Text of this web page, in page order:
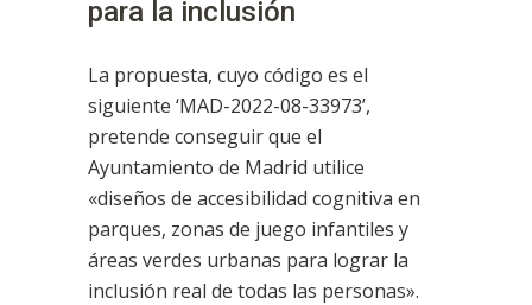
para la inclusión
La propuesta, cuyo código es el
siguiente ‘MAD-2022-08-33973’,
pretende conseguir que el
Ayuntamiento de Madrid utilice
«diseños de accesibilidad cognitiva en
parques, zonas de juego infantiles y
áreas verdes urbanas para lograr la
inclusión real de todas las personas».